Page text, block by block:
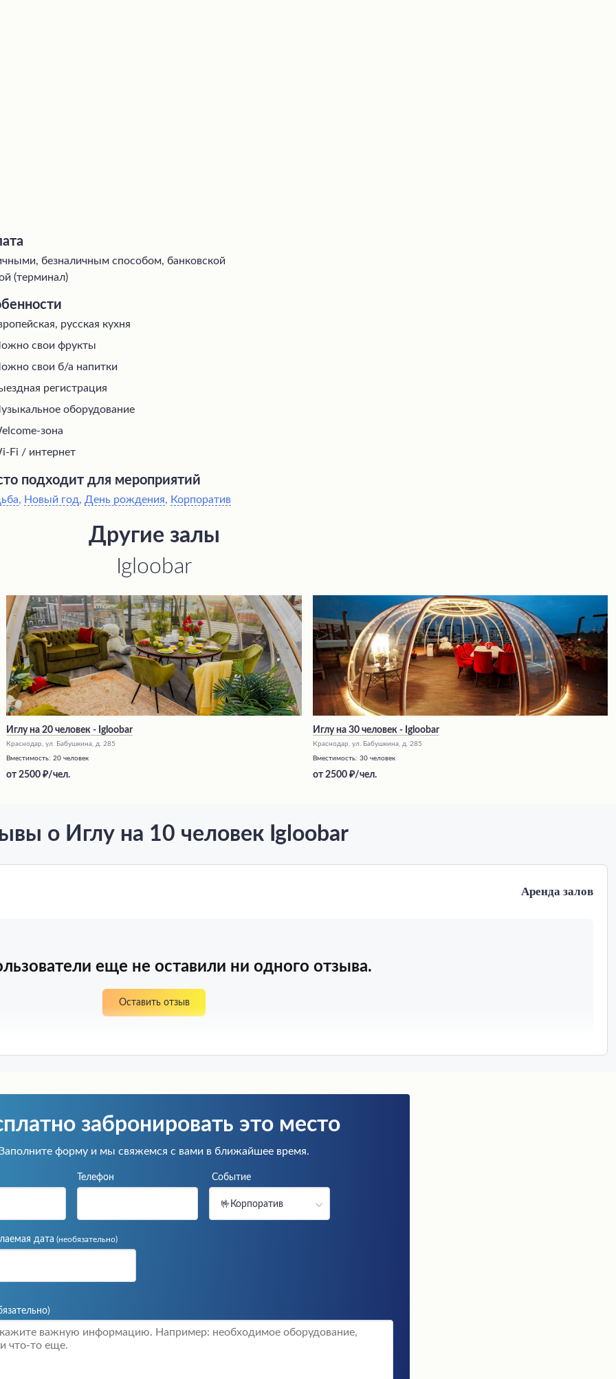
безналичным способом, банковской
(терминал)
русская кухня
свои фрукты
свои б/а напитки
регистрация
оборудование
зона
Fi / интернет
подходит для мероприятий
, Новый год, День рождения, Корпоратив
Другие залы
Igloobar
Иглу на 20 человек - Igloobar
Краснодар, ул. Бабушкина, д. 285
Вместимость:20 человек
от2500 /чел.
Иглу на 30 человек - Igloobar
Краснодар, ул. Бабушкина, д. 285
Вместимость: 30 человек
от 2500 /чел.
о Иглу на 10 человек Igloobar
Аренда залов
еще не оставили ни одного отзыва.
Оставить отзыв
забронировать это место
форму и мы свяжемся с вами в ближайшее время.
Телефон Событие
🤟Корпоратив
дата (необязательно)